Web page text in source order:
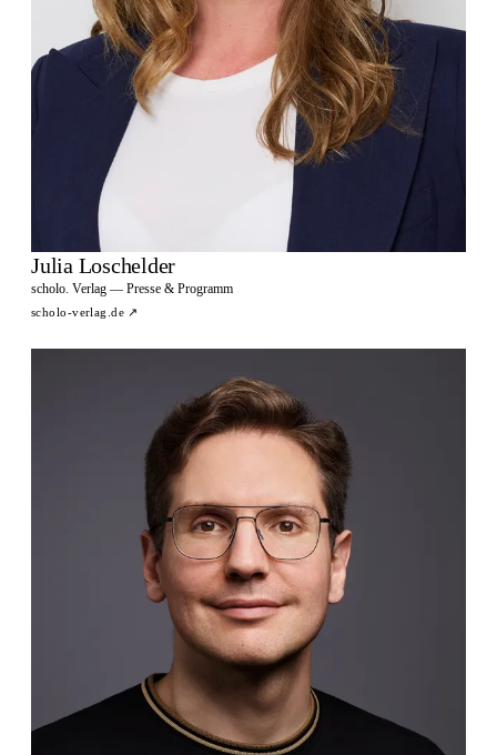
Julia Loschelder
scholo. Verlag — Presse & Programm
scholo-verlag.de ↗